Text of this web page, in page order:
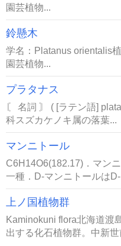
園芸植物...
鈴懸木
学名：Platanus orientalis
園芸植物...
プラタナス
〘 名詞 〙 ( [ラテン語]
科スズカケノキ属の落葉...
マンニトール
C6H14O6(182.17)．マン
一種．D-マンニトールはD-
上ノ国植物群
Kaminokuni flora北海道渡
出する化石植物群。中新世